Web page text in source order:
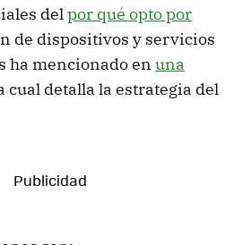
delpor qué opto por
de dispositivos y servicios
ha mencionado en una
cual detalla la estrategia del